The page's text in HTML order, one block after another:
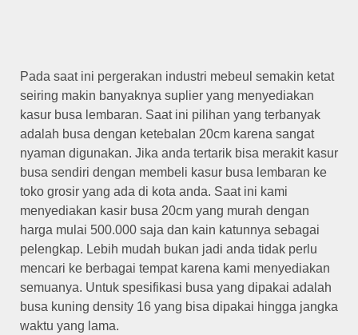
Pada saat ini pergerakan industri mebeul semakin ketat
seiring makin banyaknya suplier yang menyediakan
kasur busa lembaran. Saat ini pilihan yang terbanyak
adalah busa dengan ketebalan 20cm karena sangat
nyaman digunakan. Jika anda tertarik bisa merakit kasur
busa sendiri dengan membeli kasur busa lembaran ke
toko grosir yang ada di kota anda. Saat ini kami
menyediakan kasir busa 20cm yang murah dengan
harga mulai 500.000 saja dan kain katunnya sebagai
pelengkap. Lebih mudah bukan jadi anda tidak perlu
mencari ke berbagai tempat karena kami menyediakan
semuanya. Untuk spesifikasi busa yang dipakai adalah
busa kuning density 16 yang bisa dipakai hingga jangka
waktu yang lama.